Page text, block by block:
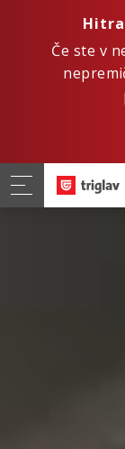
Če ste v